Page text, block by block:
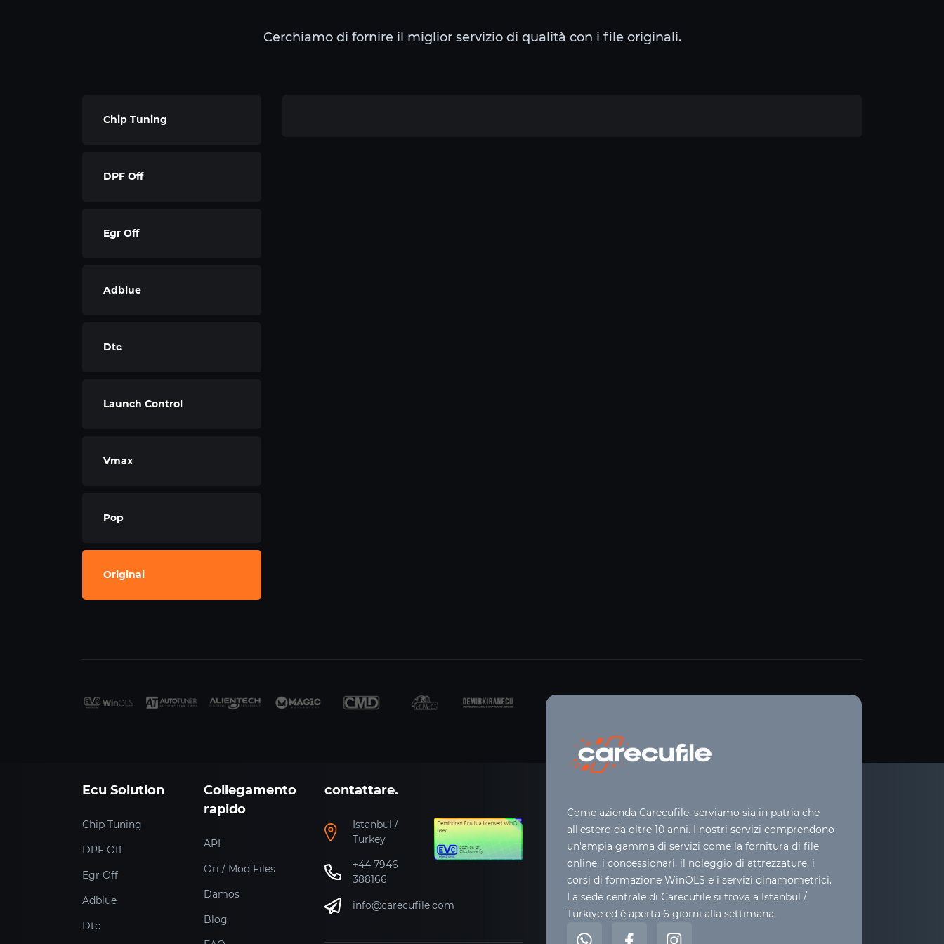
Cerchiamo di fornire il miglior servizio di qualità con i file originali.
Chip Tuning
DPF Off
Egr Off
Adblue
Dtc
Launch Control
Vmax
Pop
Original
Ecu Solution
Chip Tuning
DPF Off
Egr Off
Adblue
Dtc
Collegamento
rapido
API
Ori / Mod Files
Damos
Blog
contattare.
Istanbul /
Turkey
+44 7946
388166
info@carecufile.com
Come azienda Carecufile, serviamo sia in patria che
all'estero da oltre 10 anni. I nostri servizi comprendono
un'ampia gamma di servizi come la fornitura di file
online, i concessionari, il noleggio di attrezzature, i
corsi di formazione WinOLS e i servizi dinamometrici.
La sede centrale di Carecufile si trova a Istanbul /
Türkiye ed è aperta 6 giorni alla settimana.